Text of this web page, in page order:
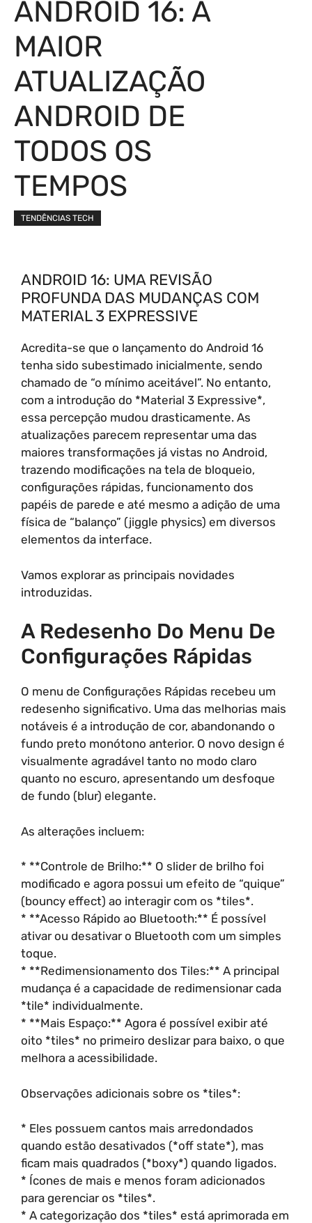
ANDROID 16: A
MAIOR
ATUALIZAÇÃO
ANDROID DE
TODOS OS
TEMPOS
TENDÊNCIAS TECH
ANDROID 16: UMA REVISÃO
PROFUNDA DAS MUDANÇAS COM
MATERIAL 3 EXPRESSIVE
Acredita-se que o lançamento do Android 16
tenha sido subestimado inicialmente, sendo
chamado de “o mínimo aceitável”. No entanto,
com a introdução do *Material 3 Expressive*,
essa percepção mudou drasticamente. As
atualizações parecem representar uma das
maiores transformações já vistas no Android,
trazendo modificações na tela de bloqueio,
configurações rápidas, funcionamento dos
papéis de parede e até mesmo a adição de uma
física de “balanço” (jiggle physics) em diversos
elementos da interface.
Vamos explorar as principais novidades
introduzidas.
A Redesenho Do Menu De
Configurações Rápidas
O menu de Configurações Rápidas recebeu um
redesenho significativo. Uma das melhorias mais
notáveis é a introdução de cor, abandonando o
fundo preto monótono anterior. O novo design é
visualmente agradável tanto no modo claro
quanto no escuro, apresentando um desfoque
de fundo (blur) elegante.
As alterações incluem:
* **Controle de Brilho:** O slider de brilho foi
modificado e agora possui um efeito de “quique”
(bouncy effect) ao interagir com os *tiles*.
* **Acesso Rápido ao Bluetooth:** É possível
ativar ou desativar o Bluetooth com um simples
toque.
* **Redimensionamento dos Tiles:** A principal
mudança é a capacidade de redimensionar cada
*tile* individualmente.
* **Mais Espaço:** Agora é possível exibir até
oito *tiles* no primeiro deslizar para baixo, o que
melhora a acessibilidade.
Observações adicionais sobre os *tiles*:
* Eles possuem cantos mais arredondados
quando estão desativados (*off state*), mas
ficam mais quadrados (*boxy*) quando ligados.
* Ícones de mais e menos foram adicionados
para gerenciar os *tiles*.
* A categorização dos *tiles* está aprimorada em